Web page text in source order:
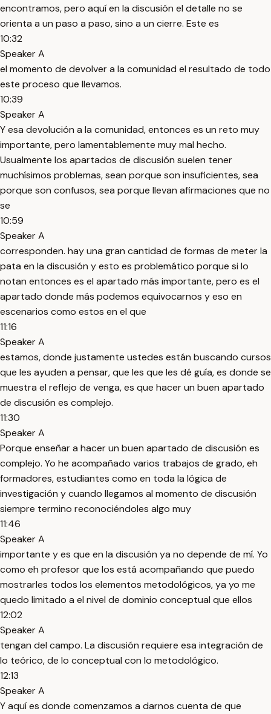
encontramos, pero aquí en la discusión el detalle no se
orienta a un paso a paso, sino a un cierre. Este es
10:32
Speaker A
el momento de devolver a la comunidad el resultado de todo
este proceso que llevamos.
10:39
Speaker A
Y esa devolución a la comunidad, entonces es un reto muy
importante, pero lamentablemente muy mal hecho.
Usualmente los apartados de discusión suelen tener
muchísimos problemas, sean porque son insuficientes, sea
porque son confusos, sea porque llevan afirmaciones que no
se
10:59
Speaker A
corresponden. hay una gran cantidad de formas de meter la
pata en la discusión y esto es problemático porque si lo
notan entonces es el apartado más importante, pero es el
apartado donde más podemos equivocarnos y eso en
escenarios como estos en el que
11:16
Speaker A
estamos, donde justamente ustedes están buscando cursos
que les ayuden a pensar, que les que les dé guía, es donde se
muestra el reflejo de venga, es que hacer un buen apartado
de discusión es complejo.
11:30
Speaker A
Porque enseñar a hacer un buen apartado de discusión es
complejo. Yo he acompañado varios trabajos de grado, eh
formadores, estudiantes como en toda la lógica de
investigación y cuando llegamos al momento de discusión
siempre termino reconociéndoles algo muy
11:46
Speaker A
importante y es que en la discusión ya no depende de mí. Yo
como eh profesor que los está acompañando que puedo
mostrarles todos los elementos metodológicos, ya yo me
quedo limitado a el nivel de dominio conceptual que ellos
12:02
Speaker A
tengan del campo. La discusión requiere esa integración de
lo teórico, de lo conceptual con lo metodológico.
12:13
Speaker A
Y aquí es donde comenzamos a darnos cuenta de que